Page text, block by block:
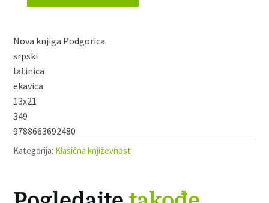
(nk)
količina
Nova knjiga Podgorica
srpski
latinica
ekavica
13x21
349
9788663692480
Kategorija: Klasična književnost